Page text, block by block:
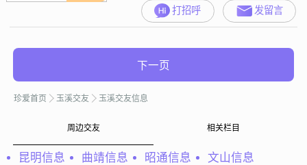
打招呼 发留言
下一页
珍爱首页 玉溪交友 玉溪交友信息
周边交友 相关栏目
昆明信息 曲靖信息 昭通信息
文山信息